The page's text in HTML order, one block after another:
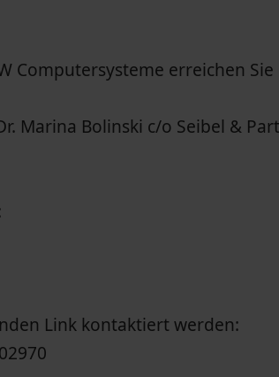
Computersysteme erreichen
Marina Bolinski c/o Seibel &
Link kontaktiert werden: